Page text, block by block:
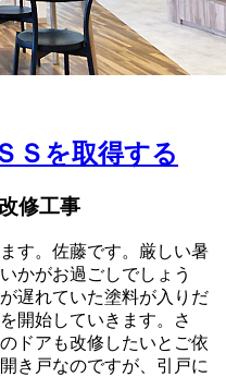
Ｓを取得する
修工事
す。佐藤です。厳しい暑
かがお過ごしでしょう
遅れていた塗料が入りだ
開始していきます。さ
ドアも改修したいとご依
き戸なのですが、引戸に